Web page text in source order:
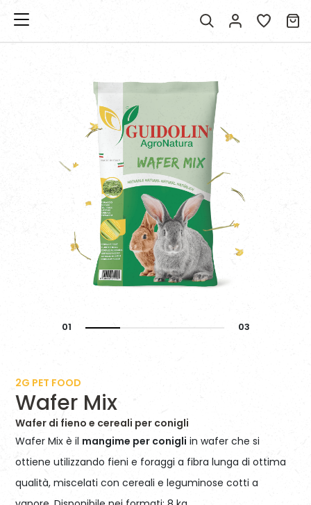
2G PET FOOD
Wafer Mix
Wafer di fieno e cereali per conigli
Wafer Mix è il mangime per conigli in wafer che si
ottiene utilizzando fieni e foraggi a fibra lunga di ottima
qualità, miscelati con cereali e leguminose cotti a